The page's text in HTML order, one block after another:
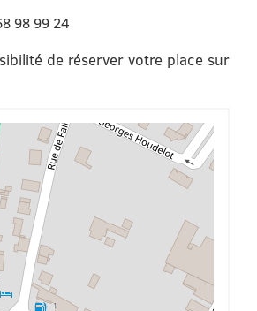
98 99 24
de réserver votre place sur